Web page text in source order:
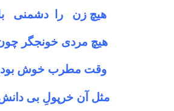
هیچ زن را دشمنی
هیچ مردی خونجگر
وقت مطرب خوش بودبا
مثل آن خرپولِ بی